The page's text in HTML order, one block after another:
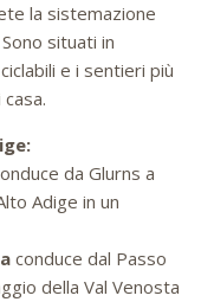
la sistemazione
situati in
e i sentieri più
da Glurns a
Adige in un
conduce dal Passo
della Val Venosta